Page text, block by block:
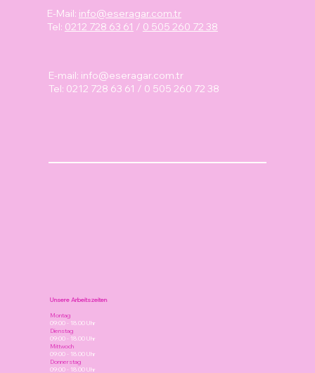
E-mail: info@eseragar.com.tr
Tel: 0212 728 63 61 / 0 505 260 72 38
Unsere Arbeitszeiten
Montag
09:00 - 18.00 Uhr
Dienstag
09:00 - 18.00 Uhr
Mittwoch
09:00 - 18.00 Uhr
Donnerstag
09:00 - 18.00 Uhr
E-Mail: info@eseragar.com.tr
Tel: 0212 728 63 61 / 0 505 260 72 38